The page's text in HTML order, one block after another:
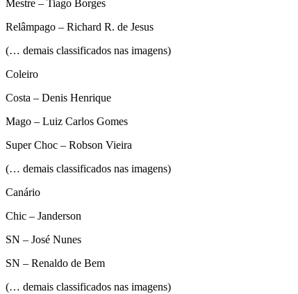
Mestre – Tiago Borges
Relâmpago – Richard R. de Jesus
(… demais classificados nas imagens)
Coleiro
Costa – Denis Henrique
Mago – Luiz Carlos Gomes
Super Choc – Robson Vieira
(… demais classificados nas imagens)
Canário
Chic – Janderson
SN – José Nunes
SN – Renaldo de Bem
(… demais classificados nas imagens)